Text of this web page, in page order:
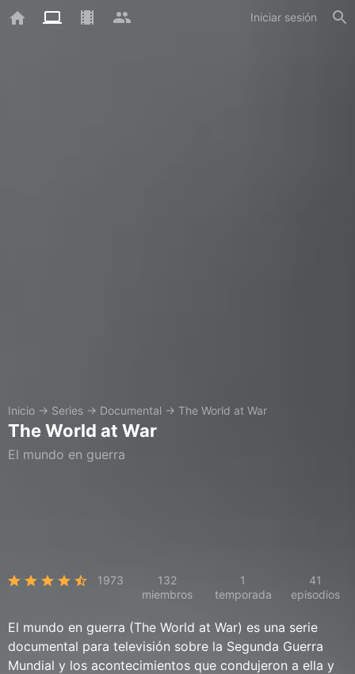
Iniciar sesión
Inicio → Series → Documental → The World at War
The World at War
El mundo en guerra
1973
132
miembros
1
temporada
41
episodios
El mundo en guerra (The World at War) es una serie
documental para televisión sobre la Segunda Guerra
Mundial y los acontecimientos que condujeron a ella y